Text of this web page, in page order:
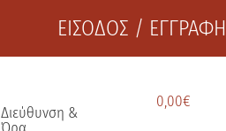
ΕΙΣΟΔΟΣ / ΕΓΓΡΑΦΗ
Διεύθυνση &
0,00€